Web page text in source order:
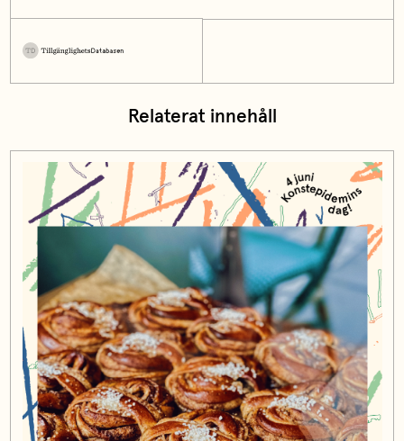
Relaterat innehåll